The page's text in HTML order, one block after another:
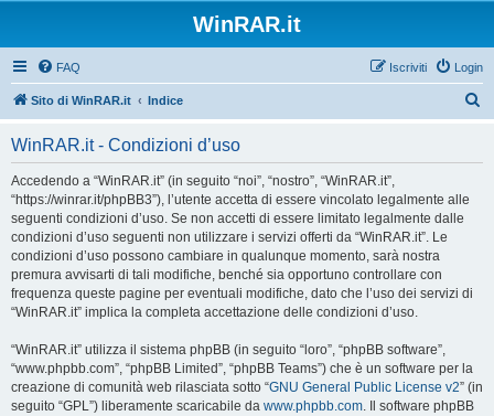
WinRAR.it
FAQ Login
Iscriviti
Sito di WinRAR.it Indice
WinRAR.it - Condizioni d’uso
Accedendo a “WinRAR.it” (in seguito “noi”, “nostro”, “WinRAR.it”,
“https://winrar.it/phpBB3”), l’utente accetta di essere vincolato legalmente alle
seguenti condizioni d’uso. Se non accetti di essere limitato legalmente dalle
condizioni d’uso seguenti non utilizzare i servizi offerti da “WinRAR.it”. Le
condizioni d’uso possono cambiare in qualunque momento, sarà nostra
premura avvisarti di tali modifiche, benché sia opportuno controllare con
frequenza queste pagine per eventuali modifiche, dato che l’uso dei servizi di
“WinRAR.it” implica la completa accettazione delle condizioni d’uso.
“WinRAR.it” utilizza il sistema phpBB (in seguito “loro”, “phpBB software”,
“www.phpbb.com”, “phpBB Limited”, “phpBB Teams”) che è un software per la
creazione di comunità web rilasciata sotto “GNU General Public License v2” (in
seguito “GPL”) liberamente scaricabile da www.phpbb.com. Il software phpBB